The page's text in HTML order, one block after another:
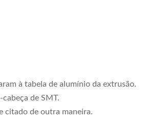
à tabela de alumínio da extrusão.
de SMT.
citado de outra maneira.